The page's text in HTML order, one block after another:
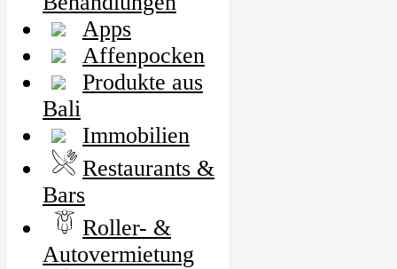
Apps
Affenpocken
Produkte aus
Bali
Immobilien
Restaurants &
Bars
Roller- &
Autovermietung